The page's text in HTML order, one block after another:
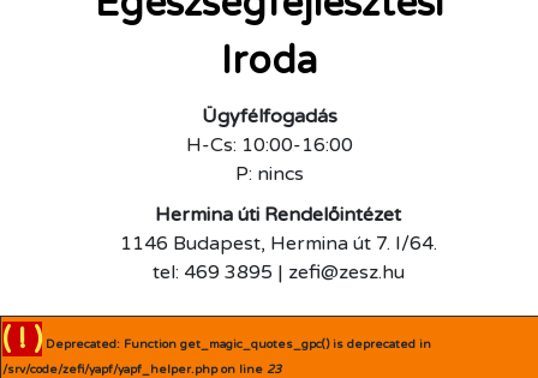
Iroda
Ügyfélfogadás
H-Cs: 10:00-16:00
P: nincs
Hermina úti Rendelőintézet
1146 Budapest, Hermina út 7. I/64.
tel: 469 3895 | zefi@zesz.hu
( ! ) Deprecated: Function get_magic_quotes_gpc() is deprecated in
/srv/code/zefi/yapf/yapf_helper.php on line 23